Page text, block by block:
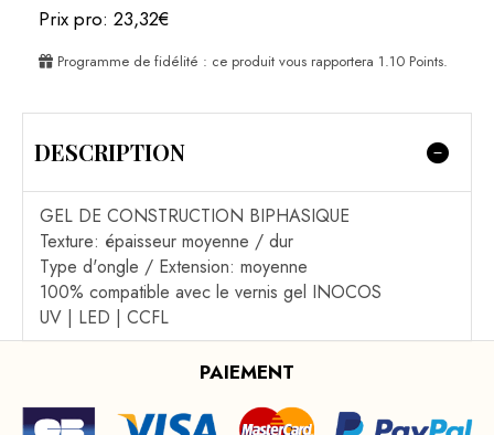
Prix pro: 23,32€
Programme de fidélité : ce produit vous rapportera 1.10 Points.
DESCRIPTION
GEL DE CONSTRUCTION BIPHASIQUE
Texture: épaisseur moyenne / dur
Type d'ongle / Extension: moyenne
100% compatible avec le vernis gel INOCOS
UV | LED | CCFL
PAIEMENT